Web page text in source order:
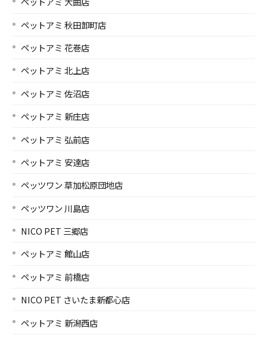
ペットアミ 秋田卸町店
ペットアミ 花巻店
ペットアミ 北上店
ペットアミ 佐沼店
ペットアミ 新庄店
ペットアミ 弘前店
ペットアミ 安達店
ペッツワン 草加松原団地店
ペッツワン 川島店
NICO PET 三郷店
ペットアミ 館山店
ペットアミ 前橋店
NICO PET さいたま新都心店
ペットアミ 新潟西店